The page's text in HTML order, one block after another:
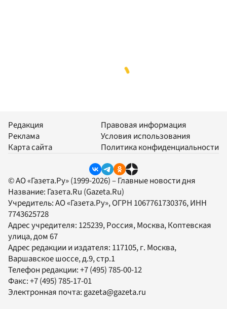
Редакция
Реклама
Карта сайта
Правовая информация
Условия использования
Политика конфиденциальности
© АО «Газета.Ру» (1999-2026) – Главные новости дня
Название: Газета.Ru (Gazeta.Ru)
Учредитель:АО «Газета.Ру», ОГРН 1067761730376, ИНН
7743625728
Адрес учредителя: 125239, Россия, Москва, Коптевская
улица, дом 67
Адрес редакции и издателя: 117105, г. Москва,
Варшавское шоссе, д.9, стр.1
Телефон редакции:+7 (495) 785-00-12
Факс:+7 (495) 785-17-01
Электронная почта:gazeta@gazeta.ru